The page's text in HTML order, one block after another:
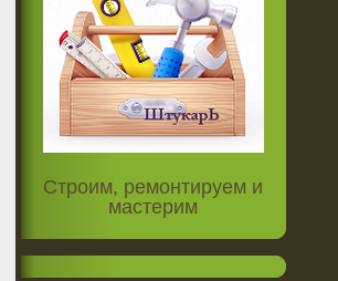
Строим, ремонтируем и
мастерим